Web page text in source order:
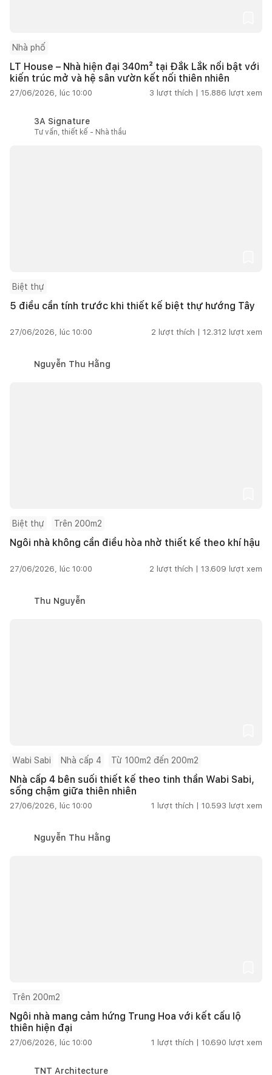
Nhà phố
LT House – Nhà hiện đại 340m² tại Đắk Lắk nổi bật với
kiến trúc mở và hệ sân vườn kết nối thiên nhiên
27/06/2026, lúc 10:00 3 lượt thích | 15.886 lượt xem
3A Signature
Tư vấn, thiết kế - Nhà thầu
Biệt thự
5 điều cần tính trước khi thiết kế biệt thự hướng Tây
27/06/2026, lúc 10:00 2 lượt thích | 12.312 lượt xem
Nguyễn Thu Hằng
Biệt thự Trên 200m2
Ngôi nhà không cần điều hòa nhờ thiết kế theo khí hậu
27/06/2026, lúc 10:00 2 lượt thích | 13.609 lượt xem
Thu Nguyễn
Wabi Sabi Nhà cấp 4 Từ 100m2 đến 200m2
Nhà cấp 4 bên suối thiết kế theo tinh thần Wabi Sabi,
sống chậm giữa thiên nhiên
27/06/2026, lúc 10:00 1 lượt thích | 10.593 lượt xem
Nguyễn Thu Hằng
Trên 200m2
Ngôi nhà mang cảm hứng Trung Hoa với kết cấu lộ
thiên hiện đại
27/06/2026, lúc 10:00 1 lượt thích | 10.690 lượt xem
TNT Architecture